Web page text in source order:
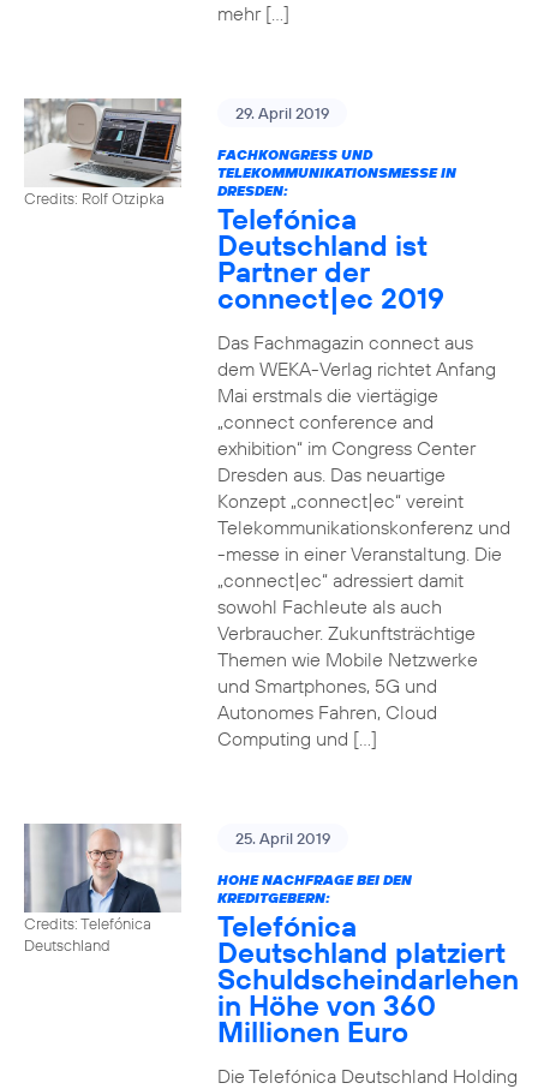
mehr […]
Credits: Rolf Otzipka
29. April 2019
FACHKONGRESS UND
TELEKOMMUNIKATIONSMESSE IN
DRESDEN:
Telefónica
Deutschland ist
Partner der
connect|ec 2019
Das Fachmagazin connect aus
dem WEKA-Verlag richtet Anfang
Mai erstmals die viertägige
„connect conference and
exhibition“ im Congress Center
Dresden aus. Das neuartige
Konzept „connect|ec“ vereint
Telekommunikationskonferenz und
-messe in einer Veranstaltung. Die
„connect|ec“ adressiert damit
sowohl Fachleute als auch
Verbraucher. Zukunftsträchtige
Themen wie Mobile Netzwerke
und Smartphones, 5G und
Autonomes Fahren, Cloud
Computing und […]
Credits: Telefónica
Deutschland
25. April 2019
HOHE NACHFRAGE BEI DEN
KREDITGEBERN:
Telefónica
Deutschland platziert
Schuldscheindarlehen
in Höhe von 360
Millionen Euro
Die Telefónica Deutschland Holding